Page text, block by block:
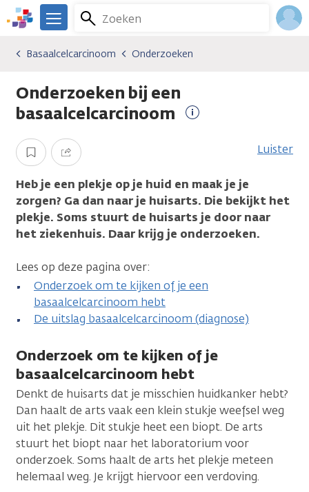
Overslaan
en
gaan
We
er
je.
Kanker.nl
Zoeken
Menu
Kankersoorten
Basaalcelcarcinoom
Onderzoeken
Basaalcelcarcinoom Onderzoeken
Onderzoeken bij een
basaalcelcarcinoom
Opslaan Delen Luister
Heb je een plekje op je huid en maak je je
zorgen? Ga dan naar je huisarts. Die bekijkt het
plekje. Soms stuurt de huisarts je door naar
het ziekenhuis. Daar krijg je onderzoeken.
Lees op deze pagina over:
Onderzoek om te kijken of je een
basaalcelcarcinoom hebt
De uitslag basaalcelcarcinoom (diagnose)
Onderzoek om te kijken of je
basaalcelcarcinoom hebt
Denkt de huisarts dat je misschien huidkanker hebt?
Dan haalt de arts vaak een klein stukje weefsel weg
uit het plekje. Dit stukje heet een biopt. De arts
stuurt het biopt naar het laboratorium voor
onderzoek. Soms haalt de arts het plekje meteen
helemaal weg. Je krijgt hiervoor een verdoving.